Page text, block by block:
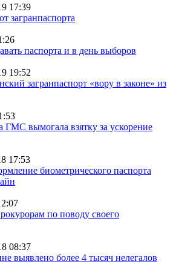
17:39
загранпаспорта
паспорта и в день выборов
19:52
загранпаспорт «вору в законе» из
ГМС вымогала взятку за ускорение
17:53
биометрического паспорта
по поводу своего
08:37
выявлено более 4 тысяч нелегалов